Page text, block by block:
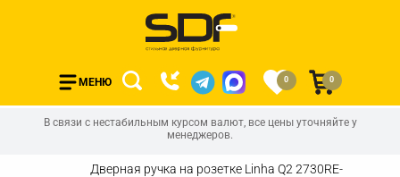
МЕНЮ 0 0
В связи с нестабильным курсом валют, все цены уточняйте у
менеджеров.
Дверная ручка на розетке Linha Q2 2730RE-